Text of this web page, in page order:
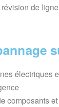
de
électriques
composants